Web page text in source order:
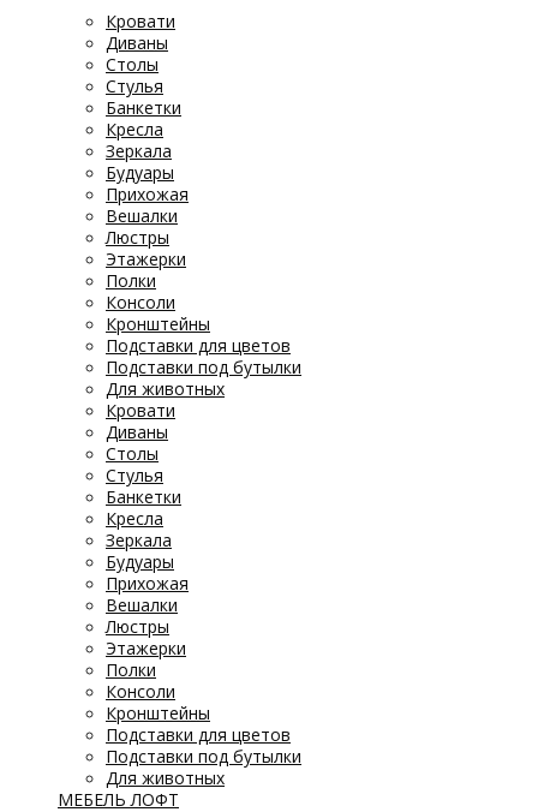
Кровати
Диваны
Столы
Стулья
Банкетки
Кресла
Зеркала
Будуары
Прихожая
Вешалки
Люстры
Этажерки
Полки
Консоли
Кронштейны
Подставки для цветов
Подставки под бутылки
Для животных
Кровати
Диваны
Столы
Стулья
Банкетки
Кресла
Зеркала
Будуары
Прихожая
Вешалки
Люстры
Этажерки
Полки
Консоли
Кронштейны
Подставки для цветов
Подставки под бутылки
Для животных
МЕБЕЛЬ ЛОФТ